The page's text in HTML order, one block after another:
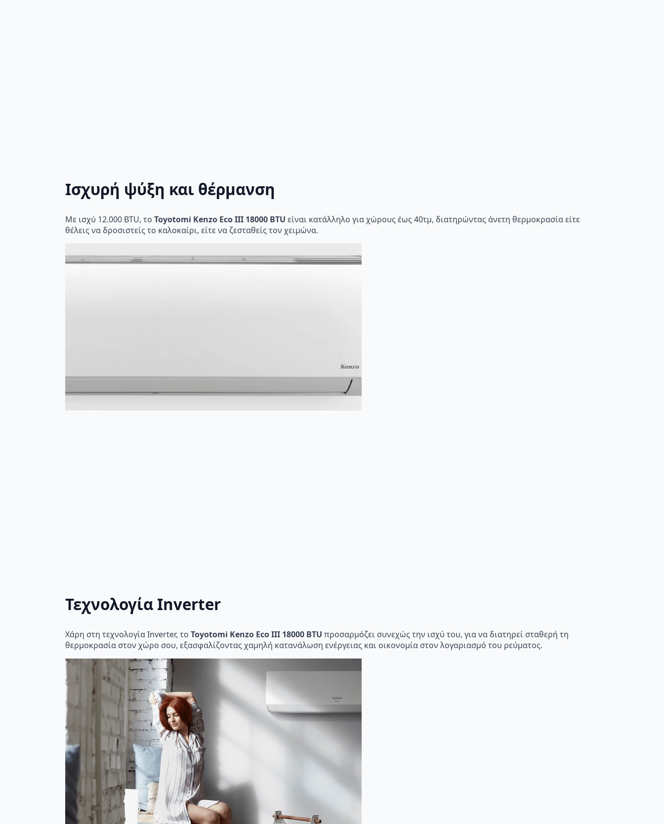
Ισχυρή ψύξη και θέρμανση
Με ισχύ 12.000 BTU, το Toyotomi Kenzo Eco III 18000 BTU είναι κατάλληλο για χώρους έως 40τμ, διατηρώντας άνετη θερμοκρασία είτε
θέλεις να δροσιστείς το καλοκαίρι, είτε να ζεσταθείς τον χειμώνα.
Τεχνολογία Inverter
Χάρη στη τεχνολογία Inverter, το Toyotomi Kenzo Eco III 18000 BTU προσαρμόζει συνεχώς την ισχύ του, για να διατηρεί σταθερή τη
θερμοκρασία στον χώρο σου, εξασφαλίζοντας χαμηλή κατανάλωση ενέργειας και οικονομία στον λογαριασμό του ρεύματος.